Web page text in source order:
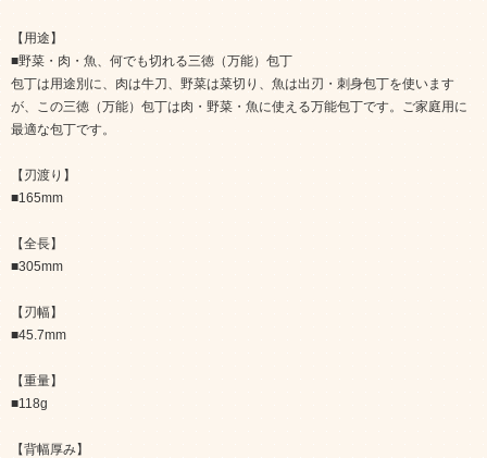
【用途】
■野菜・肉・魚、何でも切れる三徳（万能）包丁
包丁は用途別に、肉は牛刀、野菜は菜切り、魚は出刃・刺身包丁を使います
が、この三徳（万能）包丁は肉・野菜・魚に使える万能包丁です。ご家庭用に
最適な包丁です。
【刃渡り】
■165mm
【全長】
■305mm
【刃幅】
■45.7mm
【重量】
■118g
【背幅厚み】